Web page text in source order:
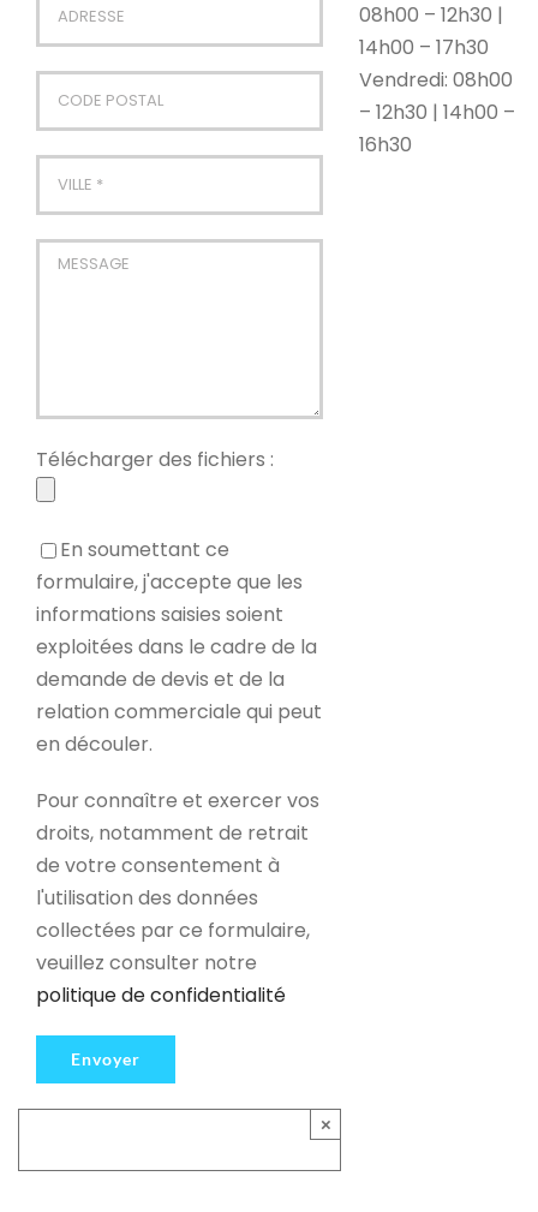
Télécharger des fichiers :
En soumettant ce
formulaire, j'accepte que les
informations saisies soient
exploitées dans le cadre de la
demande de devis et de la
relation commerciale qui peut
en découler.
Pour connaître et exercer vos
droits, notamment de retrait
de votre consentement à
l'utilisation des données
collectées par ce formulaire,
veuillez consulter notre
politique de confidentialité
×
08h00 – 12h30 |
14h00 – 17h30
Vendredi: 08h00
– 12h30 | 14h00 –
16h30